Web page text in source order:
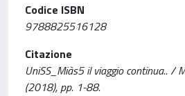
Codice ISBN
9788825516128
Citazione
UniSS_Miàs5 il viaggio continua.. /
(2018), pp. 1-88.